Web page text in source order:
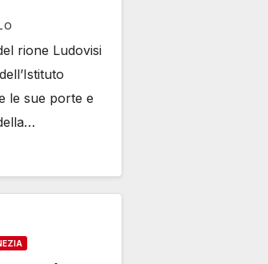
rione Ludovisi
le sue porte e